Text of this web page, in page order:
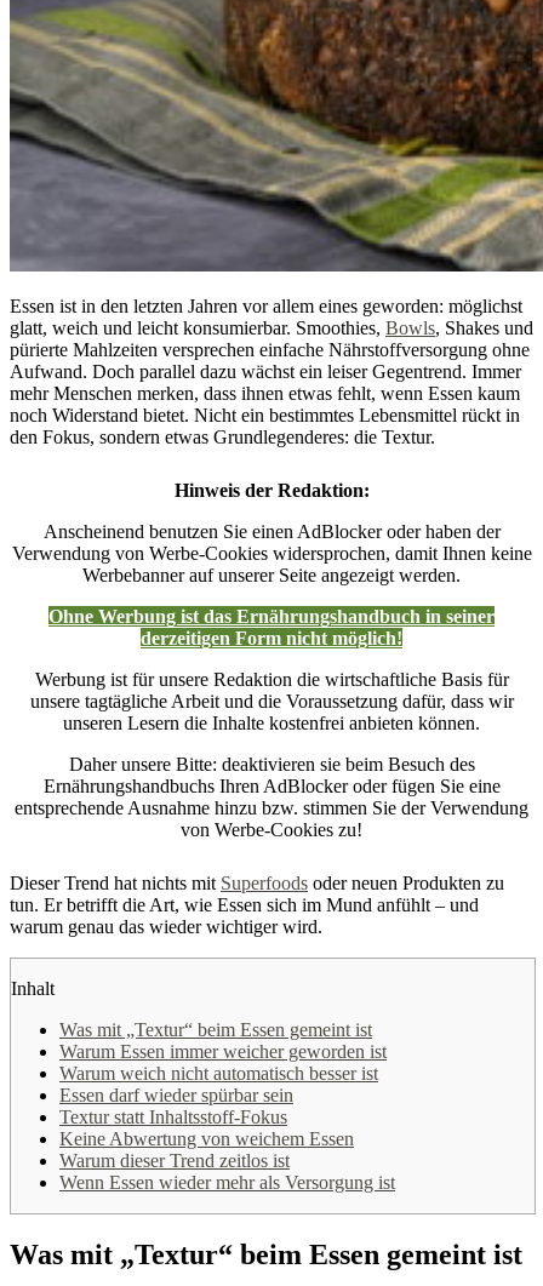
Essen ist in den letzten Jahren vor allem eines geworden: möglichst
glatt, weich und leicht konsumierbar. Smoothies, Bowls, Shakes und
pürierte Mahlzeiten versprechen einfache Nährstoffversorgung ohne
Aufwand. Doch parallel dazu wächst ein leiser Gegentrend. Immer
mehr Menschen merken, dass ihnen etwas fehlt, wenn Essen kaum
noch Widerstand bietet. Nicht ein bestimmtes Lebensmittel rückt in
den Fokus, sondern etwas Grundlegenderes: die Textur.
Hinweis der Redaktion:
Anscheinend benutzen Sie einen AdBlocker oder haben der
Verwendung von Werbe-Cookies widersprochen, damit Ihnen keine
Werbebanner auf unserer Seite angezeigt werden.
Ohne Werbung ist das Ernährungshandbuch in seiner
derzeitigen Form nicht möglich!
Werbung ist für unsere Redaktion die wirtschaftliche Basis für
unsere tagtägliche Arbeit und die Voraussetzung dafür, dass wir
unseren Lesern die Inhalte kostenfrei anbieten können.
Daher unsere Bitte: deaktivieren sie beim Besuch des
Ernährungshandbuchs Ihren AdBlocker oder fügen Sie eine
entsprechende Ausnahme hinzu bzw. stimmen Sie der Verwendung
von Werbe-Cookies zu!
Dieser Trend hat nichts mit Superfoods oder neuen Produkten zu
tun. Er betrifft die Art, wie Essen sich im Mund anfühlt – und
warum genau das wieder wichtiger wird.
Inhalt
Was mit „Textur“ beim Essen gemeint ist
Warum Essen immer weicher geworden ist
Warum weich nicht automatisch besser ist
Essen darf wieder spürbar sein
Textur statt Inhaltsstoff-Fokus
Keine Abwertung von weichem Essen
Warum dieser Trend zeitlos ist
Wenn Essen wieder mehr als Versorgung ist
Was mit „Textur“ beim Essen gemeint ist